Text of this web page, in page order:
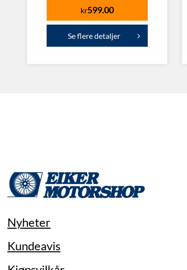
kr599.00
Se flere detaljer
Nyheter
Kundeavis